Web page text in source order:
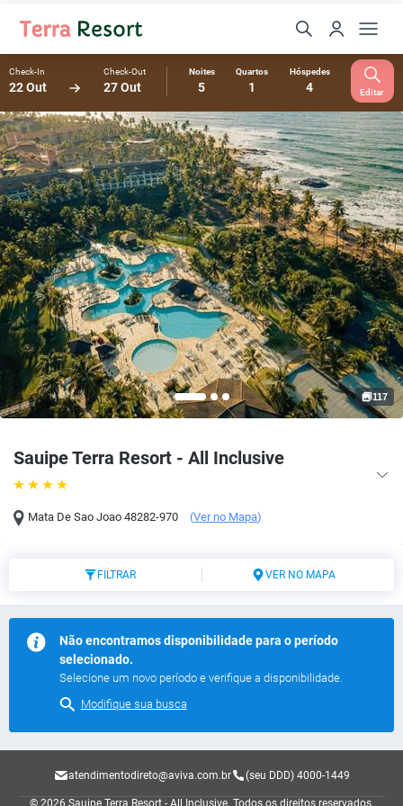
Check-In
22 Out
Check-Out
27 Out
Noites
5
Quartos
1
Hóspedes
4 Editar
Sauipe Terra Resort - All Inclusive
Mata De Sao Joao 48282-970 (Ver no Mapa)
117
FILTRAR VER NO MAPA
Não encontramos disponibilidade para o período
selecionado.
Selecione um novo período e verifique a disponibilidade.
Modifique sua busca
atendimentodireto@aviva.com.br (seu DDD) 4000-1449
© 2026 Sauipe Terra Resort - All Inclusive. Todos os direitos reservados.